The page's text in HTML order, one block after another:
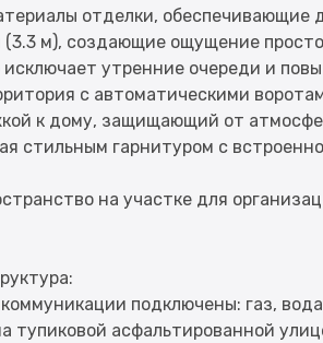
отделки, обеспечивающие
(3.3 м), создающие ощущение
исключает утренние очереди и
с автоматическими
к дому, защищающий от
стильным гарнитуром с
на участке для
подключены: газ,
тупиковой асфальтированной